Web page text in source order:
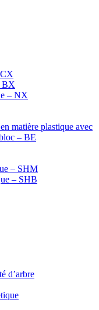
BX
– NX
matière plastique avec
– BE
– SHM
– SHB
d’arbre